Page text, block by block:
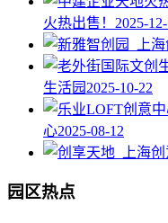
火热出售！ 2025-
生活园 2025-10-22
心2025-08-12
园区热点